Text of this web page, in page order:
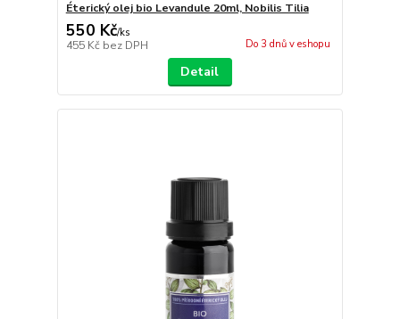
Éterický olej bio Levandule 20ml, Nobilis Tilia
550 Kč/ks
455 Kč bez DPH Do 3 dnů v eshopu
Detail